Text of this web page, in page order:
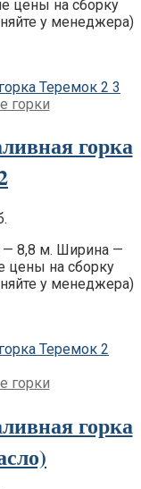
цены на сборку
у менеджера)
горки
горка
— 8,8 м. Ширина —
цены на сборку
у менеджера)
горки
горка